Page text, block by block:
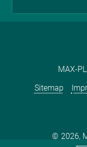
MAX-
Sitemap
2026,